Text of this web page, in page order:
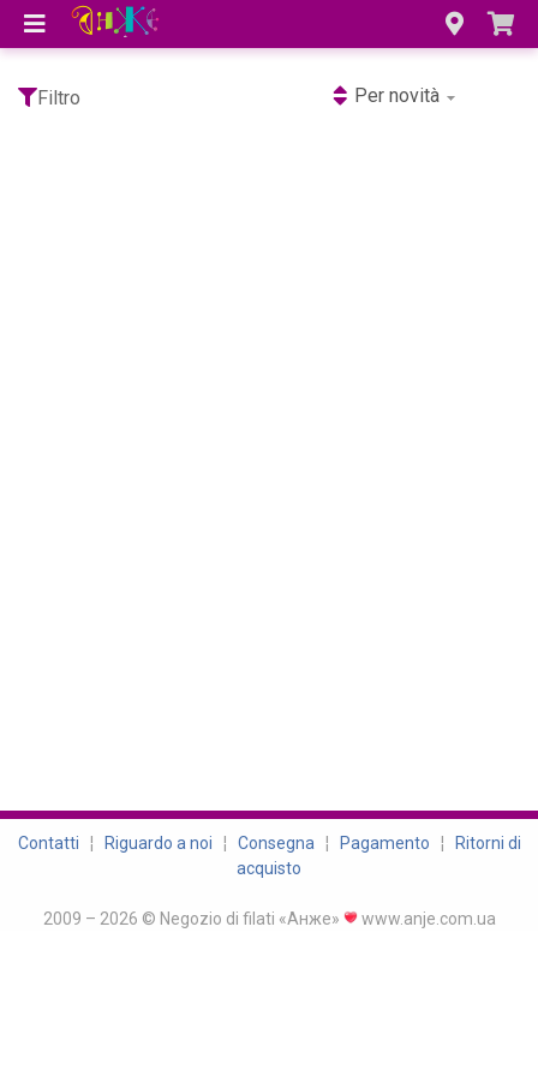
Filtro Per novità
Contatti ¦ Riguardo a noi ¦ Consegna ¦ Pagamento ¦
Ritorni di
acquisto
2009 – 2026 © Negozio di filati «Анже» www.anje.com.ua